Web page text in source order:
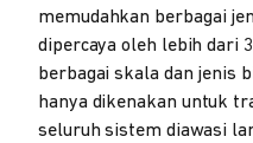
memudahkan berbagai
dipercaya oleh lebih dari
berbagai skala dan jenis
hanya dikenakan untuk
seluruh sistem diawasi